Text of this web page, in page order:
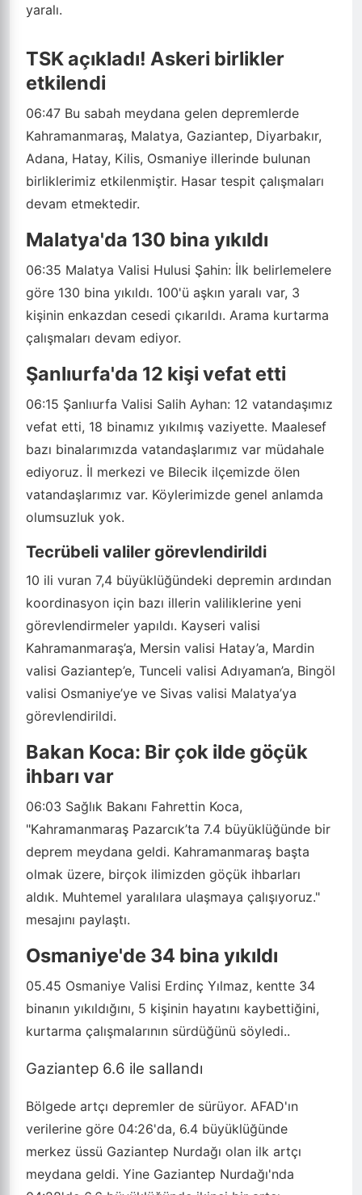
yaralı.
TSK açıkladı! Askeri birlikler
etkilendi
06:47 Bu sabah meydana gelen depremlerde
Kahramanmaraş, Malatya, Gaziantep, Diyarbakır,
Adana, Hatay, Kilis, Osmaniye illerinde bulunan
birliklerimiz etkilenmiştir. Hasar tespit çalışmaları
devam etmektedir.
Malatya'da 130 bina yıkıldı
06:35 Malatya Valisi Hulusi Şahin: İlk belirlemelere
göre 130 bina yıkıldı. 100'ü aşkın yaralı var, 3
kişinin enkazdan cesedi çıkarıldı. Arama kurtarma
çalışmaları devam ediyor.
Şanlıurfa'da 12 kişi vefat etti
06:15 Şanlıurfa Valisi Salih Ayhan: 12 vatandaşımız
vefat etti, 18 binamız yıkılmış vaziyette. Maalesef
bazı binalarımızda vatandaşlarımız var müdahale
ediyoruz. İl merkezi ve Bilecik ilçemizde ölen
vatandaşlarımız var. Köylerimizde genel anlamda
olumsuzluk yok.
Tecrübeli valiler görevlendirildi
10 ili vuran 7,4 büyüklüğündeki depremin ardından
koordinasyon için bazı illerin valiliklerine yeni
görevlendirmeler yapıldı. Kayseri valisi
Kahramanmaraş’a, Mersin valisi Hatay’a, Mardin
valisi Gaziantep’e, Tunceli valisi Adıyaman’a, Bingöl
valisi Osmaniye’ye ve Sivas valisi Malatya’ya
görevlendirildi.
Bakan Koca: Bir çok ilde göçük
ihbarı var
06:03 Sağlık Bakanı Fahrettin Koca,
"Kahramanmaraş Pazarcık’ta 7.4 büyüklüğünde bir
deprem meydana geldi. Kahramanmaraş başta
olmak üzere, birçok ilimizden göçük ihbarları
aldık. Muhtemel yaralılara ulaşmaya çalışıyoruz."
mesajını paylaştı.
Osmaniye'de 34 bina yıkıldı
05.45 Osmaniye Valisi Erdinç Yılmaz, kentte 34
binanın yıkıldığını, 5 kişinin hayatını kaybettiğini,
kurtarma çalışmalarının sürdüğünü söyledi..
Gaziantep 6.6 ile sallandı
Bölgede artçı depremler de sürüyor. AFAD'ın
verilerine göre 04:26'da, 6.4 büyüklüğünde
merkez üssü Gaziantep Nurdağı olan ilk artçı
meydana geldi. Yine Gaziantep Nurdağı'nda